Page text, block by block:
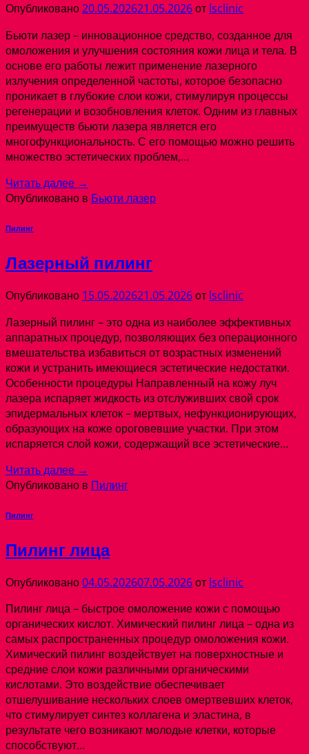
Опубликовано20.05.202621.05.2026от lsclinic
Бьюти лазер – инновационное средство, созданное для
омоложения и улучшения состояния кожи лица и тела. В
основе его работы лежит применение лазерного
излучения определенной частоты, которое безопасно
проникает в глубокие слои кожи, стимулируя процессы
регенерации и возобновления клеток. Одним из главных
преимуществ бьюти лазера является его
многофункциональность. С его помощью можно решить
множество эстетических проблем,…
Читать далее →
Опубликовано в Бьюти лазер
Пилинг
Лазерный пилинг
Опубликовано 15.05.202621.05.2026от lsclinic
Лазерный пилинг – это одна из наиболее эффективных
аппаратных процедур, позволяющих без операционного
вмешательства избавиться от возрастных изменений
кожи и устранить имеющиеся эстетические недостатки.
Особенности процедуры Направленный на кожу луч
лазера испаряет жидкость из отслуживших свой срок
эпидермальных клеток – мертвых, нефункционирующих,
образующих на коже ороговевшие участки. При этом
испаряется слой кожи, содержащий все эстетические…
Читать далее →
Опубликовано в Пилинг
Пилинг
Пилинг лица
Опубликовано04.05.202607.05.2026от lsclinic
Пилинг лица – быстрое омоложение кожи с помощью
органических кислот. Химический пилинг лица – одна из
самых распространенных процедур омоложения кожи.
Химический пилинг воздействует на поверхностные и
средние слои кожи различными органическими
кислотами. Это воздействие обеспечивает
отшелушивание нескольких слоев омертвевших клеток,
что стимулирует синтез коллагена и эластина, в
результате чего возникают молодые клетки, которые
способствуют…